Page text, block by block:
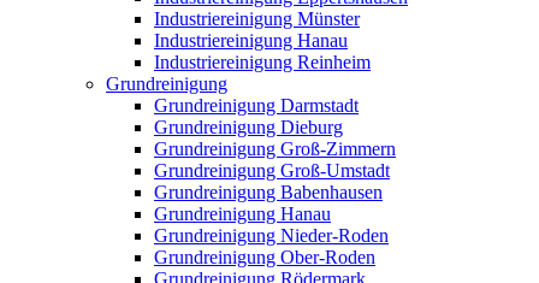
Industriereinigung Münster
Industriereinigung Hanau
Industriereinigung Reinheim
Grundreinigung
Grundreinigung Darmstadt
Grundreinigung Dieburg
Grundreinigung Groß-Zimmern
Grundreinigung Groß-Umstadt
Grundreinigung Babenhausen
Grundreinigung Hanau
Grundreinigung Nieder-Roden
Grundreinigung Ober-Roden
Grundreinigung Rödermark